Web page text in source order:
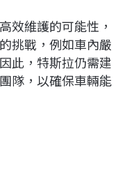
效維護的可能性，
挑戰，例如車內嚴
此，特斯拉仍需建
隊，以確保車輛能